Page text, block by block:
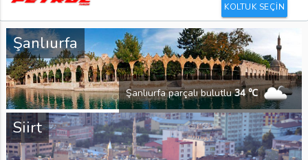
KOLTUK SEÇİN
Şanlıurfa
Şanlıurfa parçalı bulutlu34 ℃
Siirt